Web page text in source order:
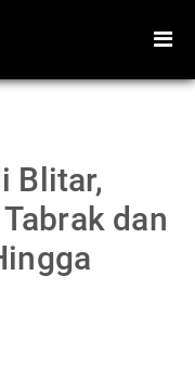
Blitar,
dan